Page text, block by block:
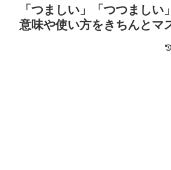
「つましい」「つつましい
意味や使い方をきちんとマ